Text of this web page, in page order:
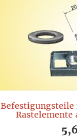
Rastelemente